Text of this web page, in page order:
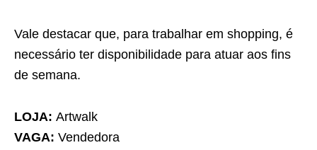
Vale destacar que, para trabalhar em shopping, é
necessário ter disponibilidade para atuar aos fins
de semana.
LOJA: Artwalk
VAGA: Vendedora